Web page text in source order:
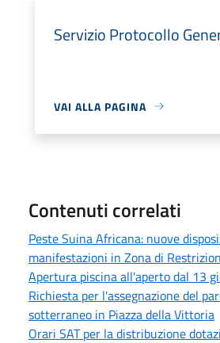
Servizio Protocollo
VAI ALLA PAGINA
Contenuti correlati
Peste Suina Africana: nuove
manifestazioni in Zona di
Apertura piscina all'aperto dal 13
Richiesta per l'assegnazione del
sotterraneo in Piazza della Vittoria
Orari SAT per la distribuzione